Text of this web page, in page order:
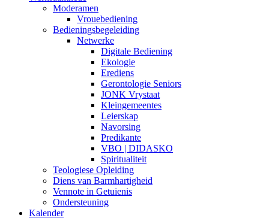
Moderamen
Vrouebediening
Bedieningsbegeleiding
Netwerke
Digitale Bediening
Ekologie
Erediens
Gerontologie Seniors
JONK Vrystaat
Kleingemeentes
Leierskap
Navorsing
Predikante
VBO | DIDASKO
Spiritualiteit
Teologiese Opleiding
Diens van Barmhartigheid
Vennote in Getuienis
Ondersteuning
Kalender